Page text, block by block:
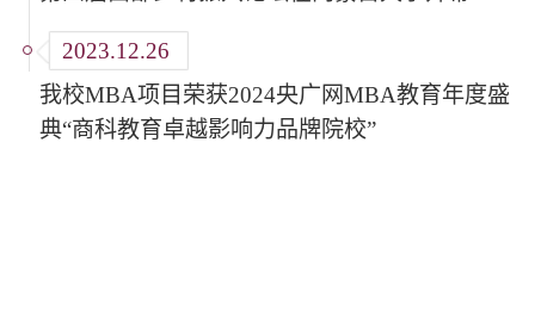
2023.12.26
我校MBA项目荣获2024央广网MBA教育年度盛
典“商科教育卓越影响力品牌院校”